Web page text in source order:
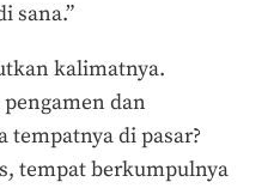
sana.”
kalimatnya.
dan
tempatnya di pasar?
tempat berkumpulnya